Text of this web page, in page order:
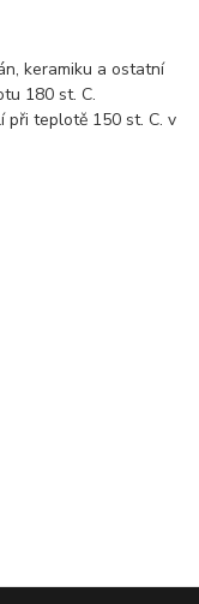
keramiku a ostatní
180 st. C.
při teplotě 150 st. C. v